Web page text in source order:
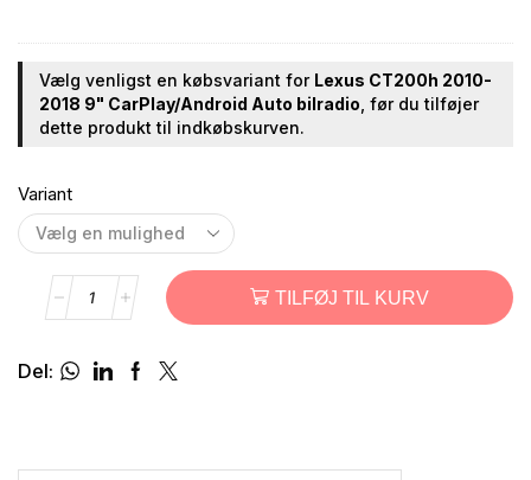
Vælg venligst en købsvariant for Lexus CT200h 2010-
2018 9" CarPlay/Android Auto bilradio , før du tilføjer
dette produkt til indkøbskurven.
Variant
TILFØJ TIL KURV
Del: